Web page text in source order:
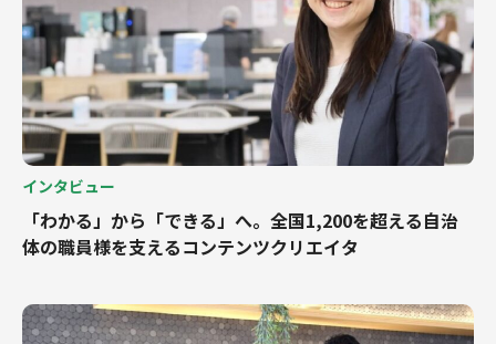
インタビュー
「わかる」から「できる」へ。全国1,200を超える自治
体の職員様を支えるコンテンツクリエイタ